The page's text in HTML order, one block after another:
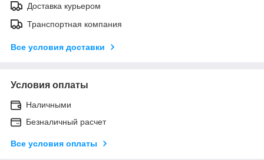
Доставка курьером
Транспортная компания
Все условия доставки
Условия оплаты
Наличными
Безналичный расчет
Все условия оплаты